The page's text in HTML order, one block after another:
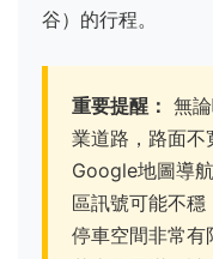
谷）的行程。
重要提醒： 無
業道路，路面不
Google地圖導
區訊號可能不
停車空間非常